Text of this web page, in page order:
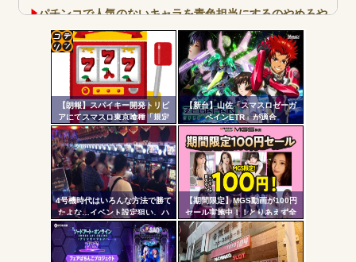
パチンコで人気のないキャラを青色担当にするのやめろや
ワイ、パチンコ屋店員の目の前で会員カードを握り潰し
「今までありがとう」と...
無職のパチンコカス(22)なんやが、ワイの人生どれくらい
ヤバいか教えて？...
AngelBeats!とかいうクソアニメの思い出ｗｗｗ
Powered by livedoor 相互RSS
【朗報】スパイキー開発トリビ
アにてスマスロ東京喰種「規定
ゲーム数による当せんと裏AT突
入率」が公開される。100G・
200G以内に到達で裏AT突入が優
遇
【新台】山佐「スマスロゼーガ
ペインETR」が適合
4号機時代はいろんな方法で勝て
たよな…イベント設定狙い、ハ
イエナ、超技術介入機、新装狙
い…
【期間限定】MGS動画が100円
セール実施中！！とりあえず全
部買うやろｗｗｗｗｗ
コテ
リン
- 固
定リ
ンク
自動
更新
ツー
ル